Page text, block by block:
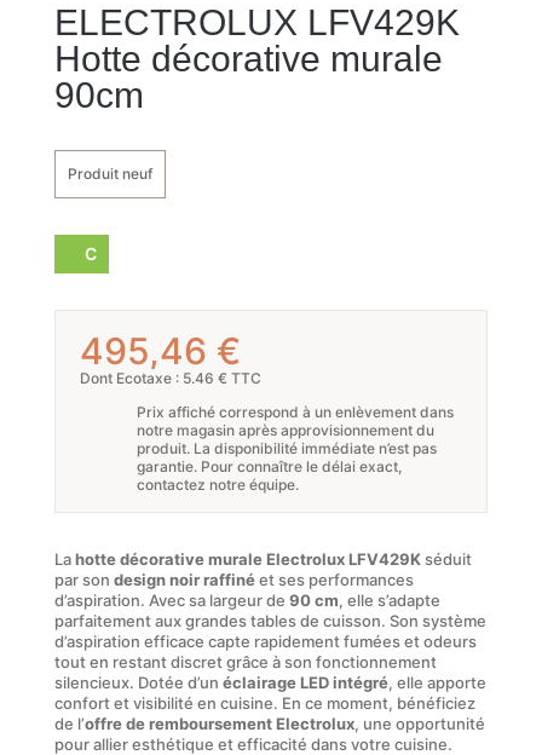
ELECTROLUX LFV429K
Hotte décorative murale
90cm
Produit neuf
C
495,46 €
Dont Ecotaxe : 5.46 € TTC
Prix affiché correspond à un enlèvement dans
notre magasin après approvisionnement du
produit. La disponibilité immédiate n’est pas
garantie. Pour connaître le délai exact,
contactez notre équipe.
Lahotte décorative murale Electrolux LFV429Kséduit
par son design noir raffinéet ses performances
d’aspiration. Avec sa largeur de 90 cm, elle s’adapte
parfaitement aux grandes tables de cuisson. Son système
d’aspiration efficace capte rapidement fumées et odeurs
tout en restant discret grâce à son fonctionnement
silencieux. Dotée d’un éclairage LED intégré, elle apporte
confort et visibilité en cuisine. En ce moment, bénéficiez
de l’offre de remboursement Electrolux, une opportunité
pour allier esthétique et efficacité dans votre cuisine.